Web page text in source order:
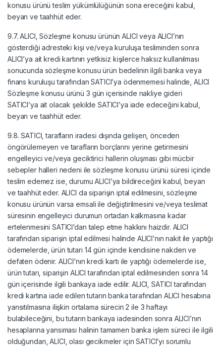
konusu ürünü teslim yükümlülüğünün sona ereceğini kabul,
beyan ve taahhüt eder.
9.7. ALICI, Sözleşme konusu ürünün ALICI veya ALICI’nın
gösterdiği adresteki kişi ve/veya kuruluşa tesliminden sonra
ALICI’ya ait kredi kartının yetkisiz kişilerce haksız kullanılması
sonucunda sözleşme konusu ürün bedelinin ilgili banka veya
finans kuruluşu tarafından SATICI’ya ödenmemesi halinde, ALICI
Sözleşme konusu ürünü 3 gün içerisinde nakliye gideri
SATICI’ya ait olacak şekilde SATICI’ya iade edeceğini kabul,
beyan ve taahhüt eder.
9.8. SATICI, tarafların iradesi dışında gelişen, önceden
öngörülemeyen ve tarafların borçlarını yerine getirmesini
engelleyici ve/veya geciktirici hallerin oluşması gibi mücbir
sebepler halleri nedeni ile sözleşme konusu ürünü süresi içinde
teslim edemez ise, durumu ALICI’ya bildireceğini kabul, beyan
ve taahhüt eder. ALICI da siparişin iptal edilmesini, sözleşme
konusu ürünün varsa emsali ile değiştirilmesini ve/veya teslimat
süresinin engelleyici durumun ortadan kalkmasına kadar
ertelenmesini SATICI’dan talep etme hakkını haizdir. ALICI
tarafından siparişin iptal edilmesi halinde ALICI’nın nakit ile yaptığı
ödemelerde, ürün tutarı 14 gün içinde kendisine nakden ve
defaten ödenir. ALICI’nın kredi kartı ile yaptığı ödemelerde ise,
ürün tutarı, siparişin ALICI tarafından iptal edilmesinden sonra 14
gün içerisinde ilgili bankaya iade edilir. ALICI, SATICI tarafından
kredi kartına iade edilen tutarın banka tarafından ALICI hesabına
yansıtılmasına ilişkin ortalama sürecin 2 ile 3 haftayı
bulabileceğini, bu tutarın bankaya iadesinden sonra ALICI’nın
hesaplarına yansıması halinin tamamen banka işlem süreci ile ilgili
olduğundan, ALICI, olası gecikmeler için SATICI’yı sorumlu